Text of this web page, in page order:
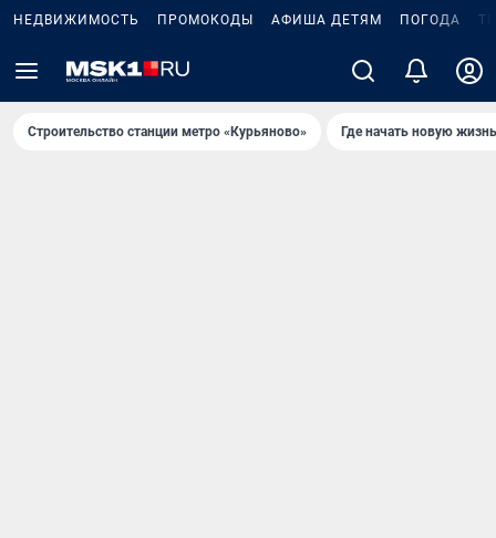
НЕДВИЖИМОСТЬ ПРОМОКОДЫ АФИША ДЕТЯМ ПОГОДА
Строительство станции метро «Курьяново» Где начать новую